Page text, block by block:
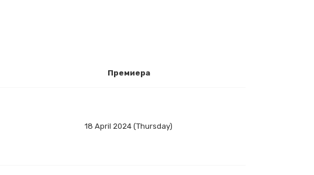
Премиера
18 April 2024 (Thursday)